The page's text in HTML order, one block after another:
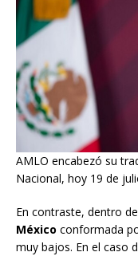
AMLO encabezó su
Nacional, hoy 19 de
En contraste, dentro
México conformada
muy bajos. En el caso